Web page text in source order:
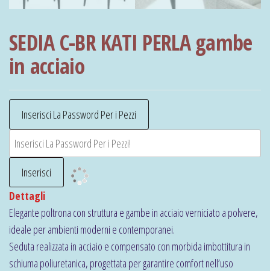
SEDIA C-BR KATI PERLA gambe
in acciaio
Dettagli
Elegante poltrona con struttura e gambe in acciaio verniciato a polvere,
ideale per ambienti moderni e contemporanei.
Seduta realizzata in acciaio e compensato con morbida imbottitura in
schiuma poliuretanica, progettata per garantire comfort nell’uso